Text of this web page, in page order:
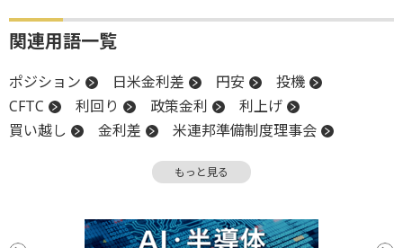
関連用語一覧
ポジション 日米金利差 円安
投機
CFTC
利回り 政策金利
利上げ
買い越し
金利差
米連邦準備制度理事会
日銀 バブル
もっと見る